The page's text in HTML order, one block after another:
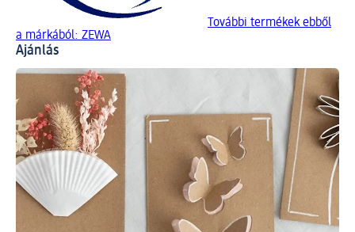
További termékek ebből
a márkából: ZEWA
Ajánlás